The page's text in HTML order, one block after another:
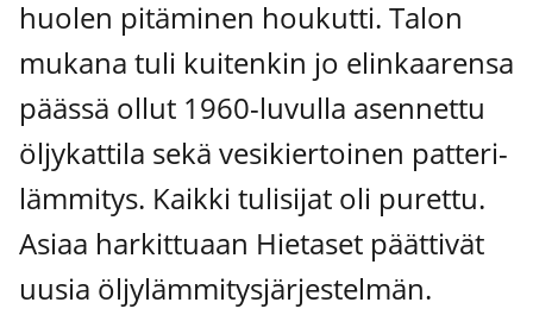
huo­len pitä­mi­nen hou­kut­ti. Talon
muka­na tuli kui­ten­kin jo elin­kaa­ren­sa
pääs­sä ollut 1960-luvul­la asen­net­tu
öljy­kat­ti­la sekä vesi­kier­toi­nen pat­te­ri­
läm­mi­tys. Kaik­ki tuli­si­jat oli puret­tu.
Asi­aa har­kit­tu­aan Hie­ta­set päät­ti­vät
uusia öljy­läm­mi­tys­jär­jes­tel­män.